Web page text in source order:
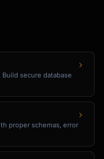
secure database
proper schemas, error